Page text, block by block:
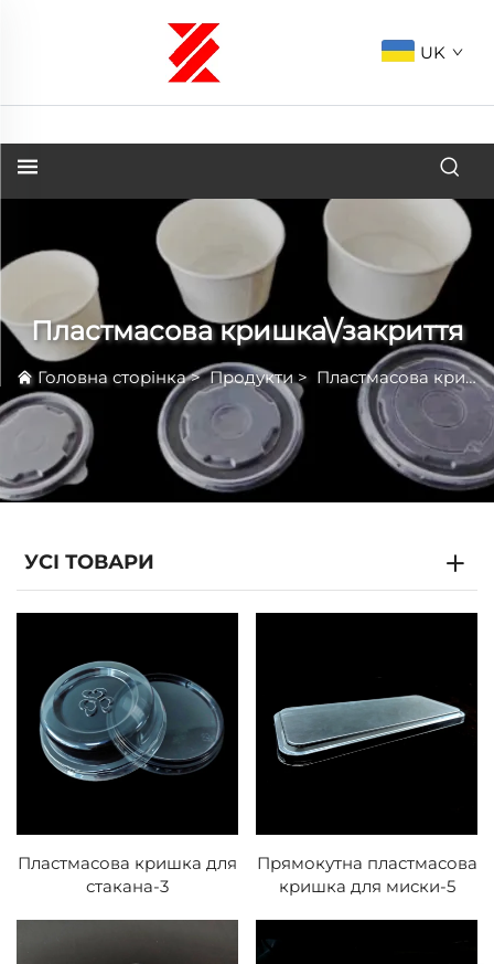
UK
Пластмасова кришка\/закриття
Головна сторінка>Продукти> Пластмасова кришка\/закриття
УСІ ТОВАРИ
Пластмасова кришка для
стакана-3
Прямокутна пластмасова
кришка для миски-5